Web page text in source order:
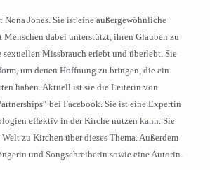
Nona Jones. Sie ist eine außergewöhnliche
dabei unterstützt, ihren Glauben zu
sexuellen Missbrauch erlebt und überlebt. Sie
um denen Hoffnung zu bringen, die ein
haben. Aktuell ist sie die Leiterin von
bei Facebook. Sie ist eine Expertin
effektiv in der Kirche nutzen kann. Sie
zu Kirchen über dieses Thema. Außerdem
und Songschreiberin sowie eine Autorin.